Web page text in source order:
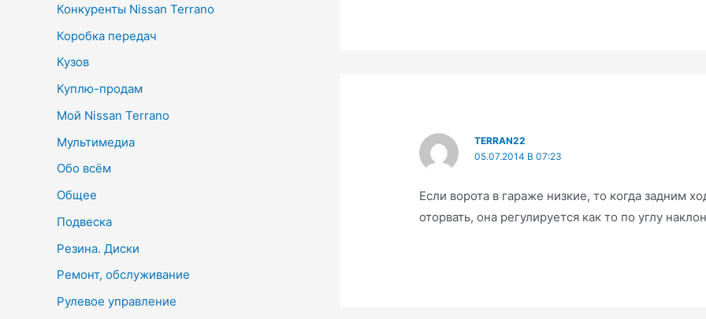
Конкуренты Nissan Terrano
Коробка передач
Кузов
Куплю-продам
Мой Nissan Terrano
Мультимедиа
Обо всём
Общее
Подвеска
Резина. Диски
Ремонт, обслуживание
Рулевое управление
TERRAN22
05.07.2014 В 07:23
Если ворота в гараже низкие, то когда задним
оторвать, она регулируется как то по углу